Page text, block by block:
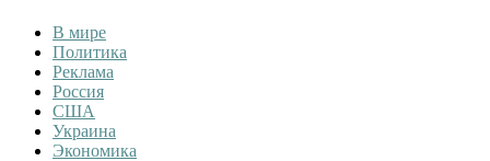
В мире
Политика
Реклама
Россия
США
Украина
Экономика